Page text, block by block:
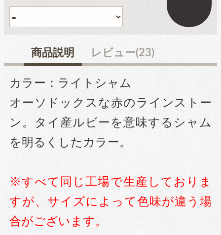
片穴パール
穴なしパール
コットン風アクリルパー
ル
fave オタ活・推し活
缶バッジカバー
商品説明 レビュー(23)
カラー：ライトシャム
オーソドックスな赤のラインストー
ン。タイ産ルビーを意味するシャム
を明るくしたカラー。
※すべて同じ工場で生産しておりま
すが、サイズによって色味が違う場
合がございます。